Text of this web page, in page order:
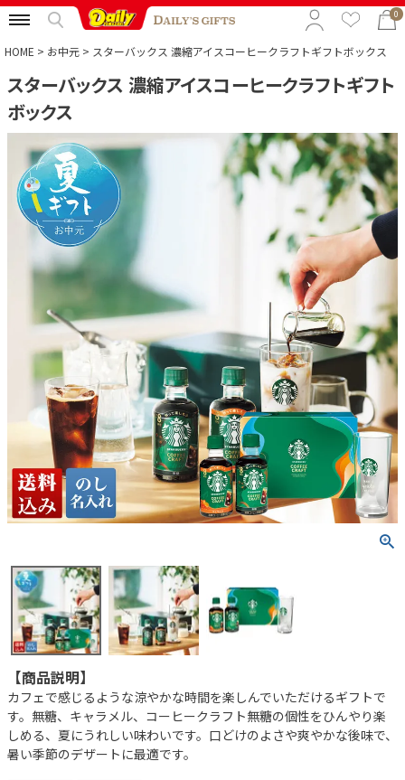
0
特集から選ぶ
予算から選ぶ
カテゴリから選ぶ
贈る相手から選ぶ
HOME お中元 スターバックス 濃縮アイスコーヒークラフトギフトボックス
スターバックス 濃縮アイスコーヒークラフトギフト
ボックス
【商品説明】
カフェで感じるような涼やかな時間を楽しんでいただけるギフトで
す。無糖、キャラメル、コーヒークラフト無糖の個性をひんやり楽
しめる、夏にうれしい味わいです。口どけのよさや爽やかな後味で、
暑い季節のデザートに最適です。